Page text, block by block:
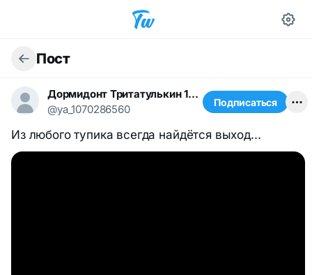
Пост
Дормидонт Тритатулькин 1668491367
@ya_1070286560
Подписаться
Из любого тупика всегда найдëтся выход...